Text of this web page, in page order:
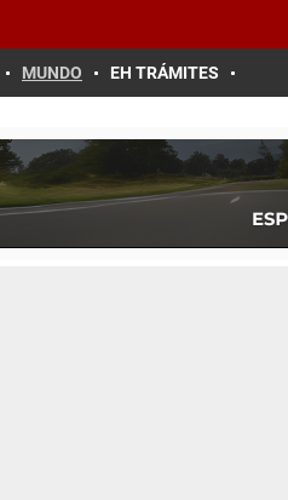
MUNDO EH TRÁMITES